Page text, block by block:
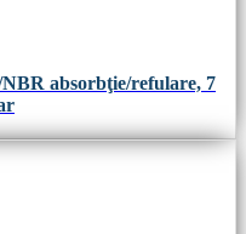
absorbţie/refulare, 7